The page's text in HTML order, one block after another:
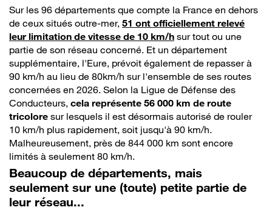
Sur les 96 départements que compte la France en dehors
de ceux situés outre-mer, 51 ont officiellement relevé
leur limitation de vitesse de 10 km/h sur tout ou une
partie de son réseau concerné. Et un département
supplémentaire, l'Eure, prévoit également de repasser à
90 km/h au lieu de 80km/h sur l'ensemble de ses routes
concernées en 2026. Selon la Ligue de Défense des
Conducteurs, cela représente 56 000 km de route
tricolore sur lesquels il est désormais autorisé de rouler
10 km/h plus rapidement, soit jusqu'à 90 km/h.
Malheureusement, près de 844 000 km sont encore
limités à seulement 80 km/h.
Beaucoup de départements, mais
seulement sur une (toute) petite partie de
leur réseau...